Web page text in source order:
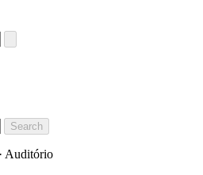
Search
Auditório